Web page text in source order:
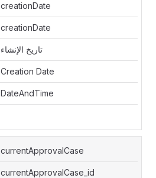
creationDate
creationDate
تاريخ الإنشاء
Creation Date
DateAndTime
currentApprovalCase
currentApprovalCase_id